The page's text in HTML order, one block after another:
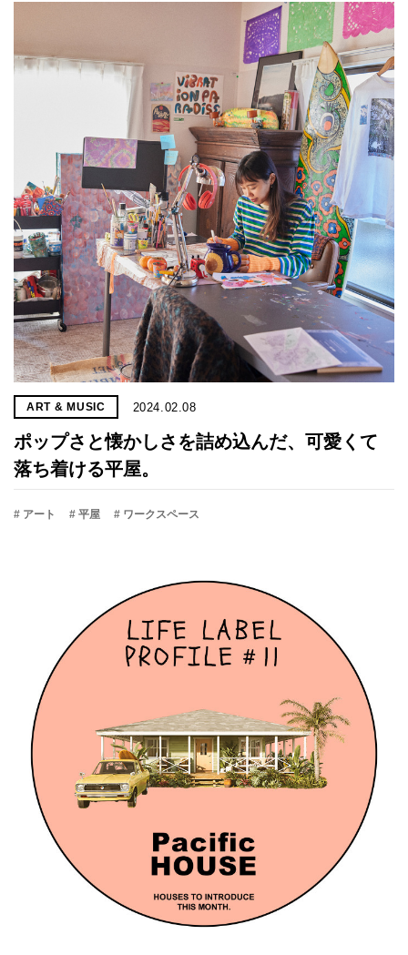
ART & MUSIC 2024.02.08
ポップさと懐かしさを詰め込んだ、可愛くて
落ち着ける平屋。
# アート # 平屋 # ワークスペース